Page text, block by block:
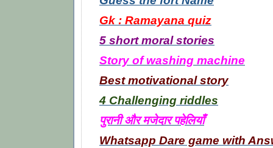
Gk : Ramayana quiz
5 short moral stories
Story of washing machine
Best motivational story
4 Challenging riddles
पुरानी और मजेदार पहेलियाँ
Whatsapp Dare game with